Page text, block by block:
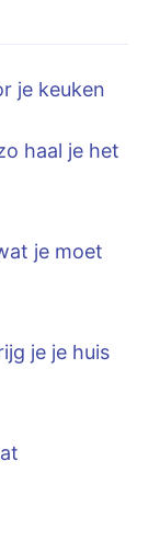
je keuken
haal je het
je moet
je je huis